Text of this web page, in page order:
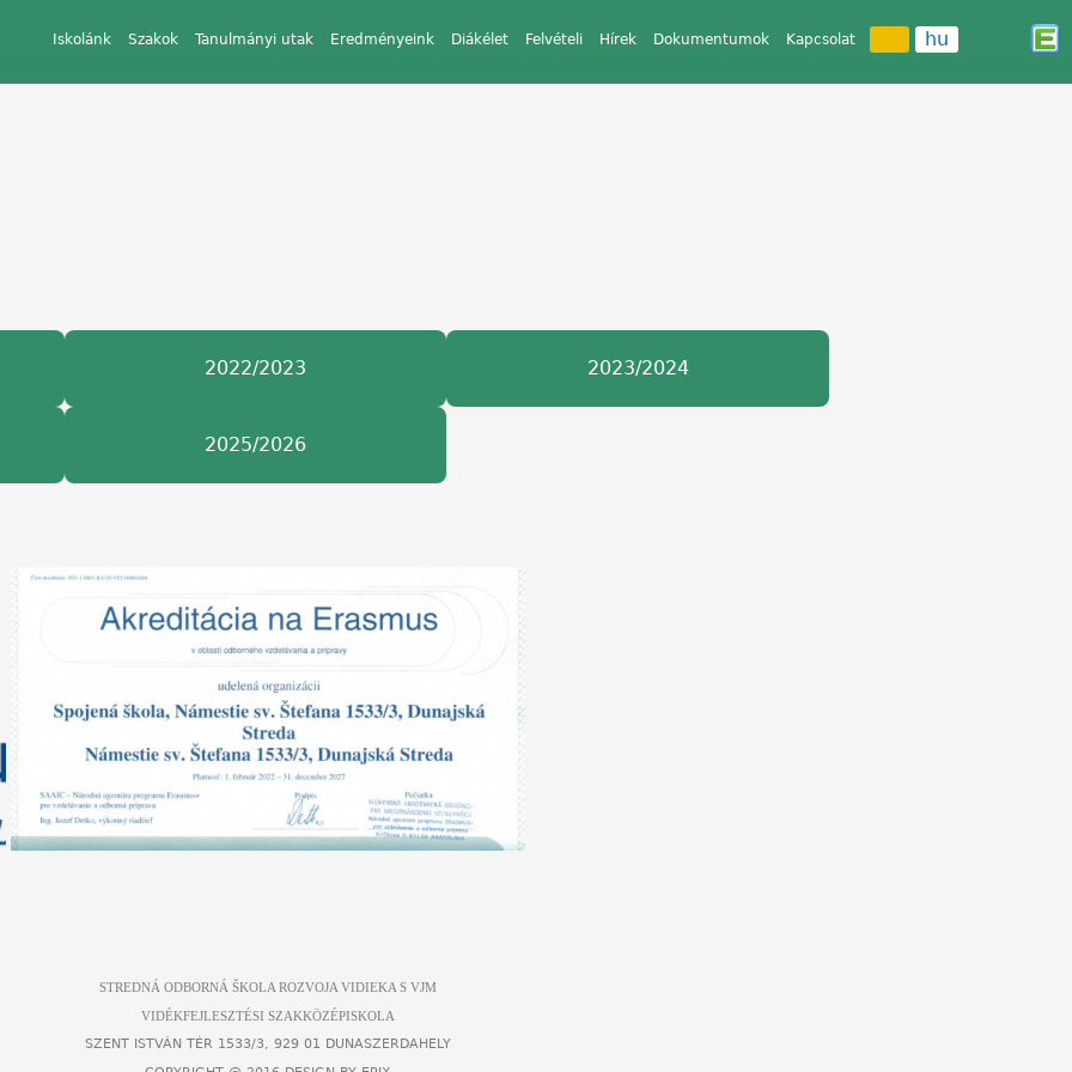
Iskolánk Szakok Tanulmányi utak Eredményeink Diákélet Felvételi Hírek Dokumentumok Kapcsolat hu
2022/2023 2023/2024
2025/2026
STREDNÁ ODBORNÁ ŠKOLA ROZVOJA VIDIEKA S VJM
VIDÉKFEJLESZTÉSI SZAKKÖZÉPISKOLA
SZENT ISTVÁN TÉR 1533/3, 929 01 DUNASZERDAHELY